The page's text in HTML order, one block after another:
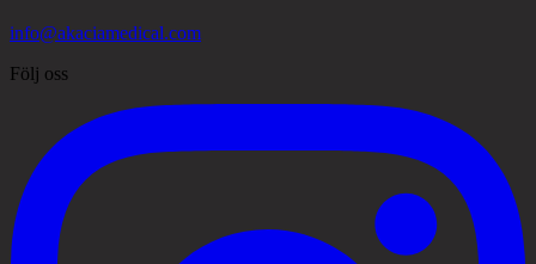
info@akaciamedical.com
Följ oss